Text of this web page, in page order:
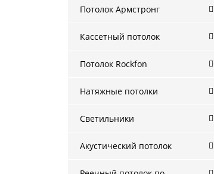
Потолок Армстронг
Кассетный потолок
Потолок Rockfon
Натяжные потолки
Светильники
Акустический потолок